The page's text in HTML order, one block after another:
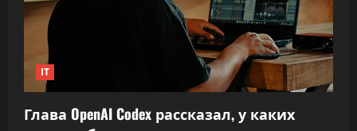
использовать
IT
Глава OpenAI Codex рассказал, у каких